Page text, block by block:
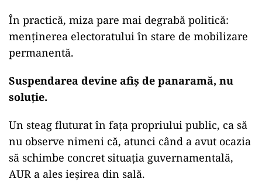
În practică, miza pare mai degrabă politică:
menținerea electoratului în stare de mobilizare
permanentă.
Suspendarea devine afiș de panaramă, nu
soluție.
Un steag fluturat în fața propriului public, ca să
nu observe nimeni că, atunci când a avut ocazia
să schimbe concret situația guvernamentală,
AUR a ales ieșirea din sală.